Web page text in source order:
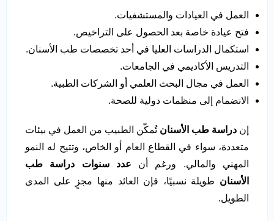
العمل في العيادات والمستشفيات.
فتح عيادة خاصة بعد الحصول على التراخيص.
استكمال الدراسات العليا في أحد تخصصات طب الأسنان.
التدريس الأكاديمي في الجامعات.
العمل في مجال البحث العلمي أو الشركات الطبية.
الانضمام إلى منظمات دولية للصحة.
إن دراسة طب الأسنان تُمكّن الطبيب من العمل في بيئات
متعددة، سواء في القطاع العام أو الخاص، وتتيح له النمو
المهني والمالي. ورغم أن عدد سنوات دراسة طب
الأسنان طويلة نسبيًا، فإن العائد منها مجزٍ على المدى
الطويل.